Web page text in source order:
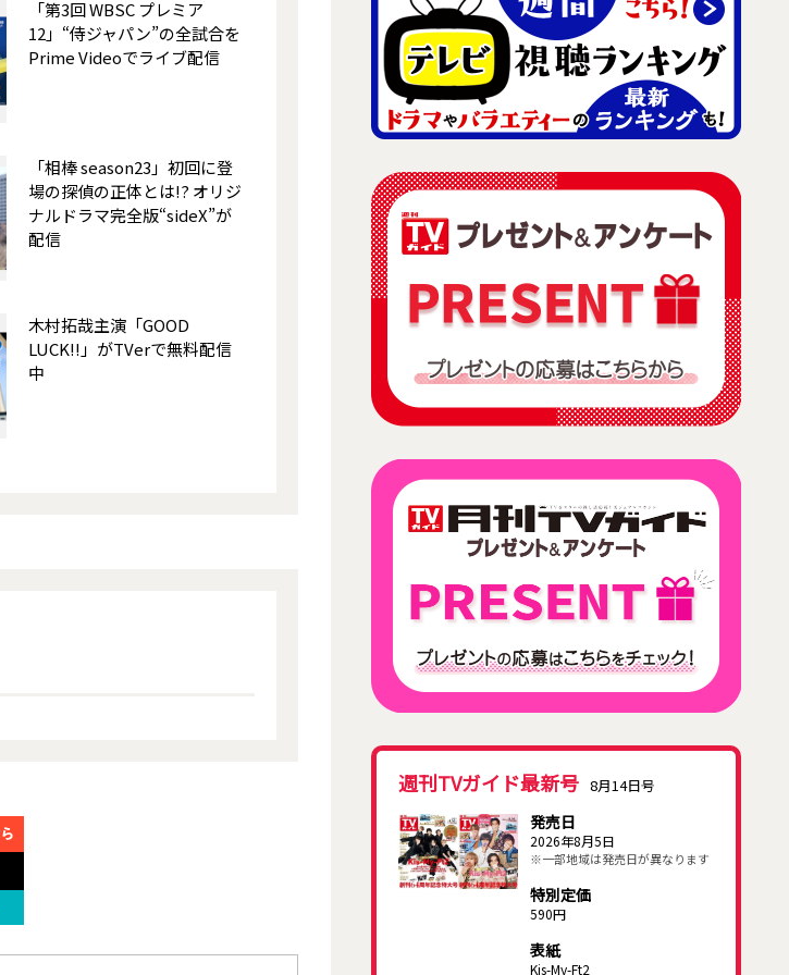
「第3回 WBSC プレミア
12」“侍ジャパン”の全試合を
Prime Videoでライブ配信
「相棒 season23」初回に登
場の探偵の正体とは!? オリジ
ナルドラマ完全版“sideX”が
配信
木村拓哉主演「GOOD
LUCK!!」がTVerで無料配信
中
週刊TVガイド最新号 8月14日号
発売日
2026年8月5日
※一部地域は発売日が異なります
特別定価
590円
表紙
Kis-My-Ft2